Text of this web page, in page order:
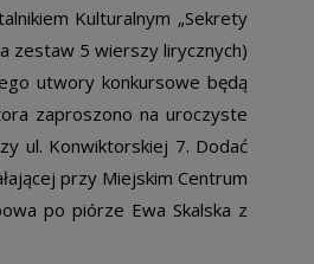
Kulturalnym „Sekrety
zestaw 5 wierszy lirycznych)
utwory konkursowe będą
zaproszono na uroczyste
ul. Konwiktorskiej 7. Dodać
przy Miejskim Centrum
po piórze Ewa Skalska z